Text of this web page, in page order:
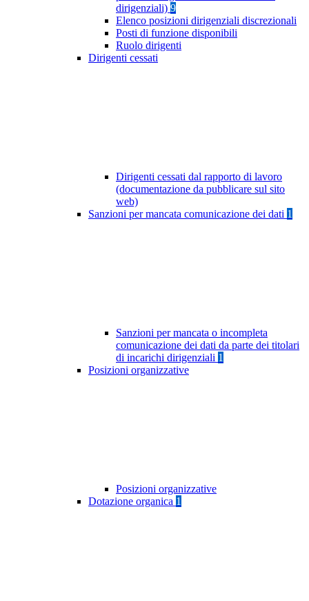
dirigenziali) 9
Elenco posizioni dirigenziali discrezionali
Posti di funzione disponibili
Ruolo dirigenti
Dirigenti cessati
Dirigenti cessati dal rapporto di lavoro
(documentazione da pubblicare sul sito
web)
Sanzioni per mancata comunicazione dei dati 1
Sanzioni per mancata o incompleta
comunicazione dei dati da parte dei titolari
di incarichi dirigenziali 1
Posizioni organizzative
Posizioni organizzative
Dotazione organica 1